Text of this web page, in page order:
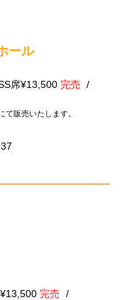
ール
席¥13,500 完売
販売いたします。
完売